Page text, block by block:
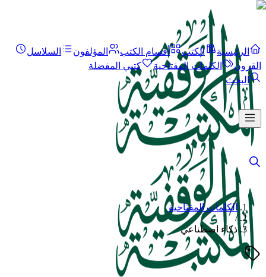
الرئيسية الكتب أقسام الكتب المؤلفون
السلاسل
القرون
الكلمات المفتاحية
كتبي المفضلة
البحث
الكلمات المفتاحية
/
ذكاء اصطناعي